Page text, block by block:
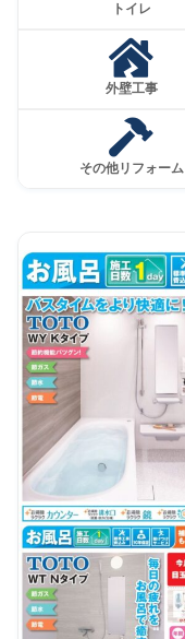
トイレ
外壁工事
その他リフォーム